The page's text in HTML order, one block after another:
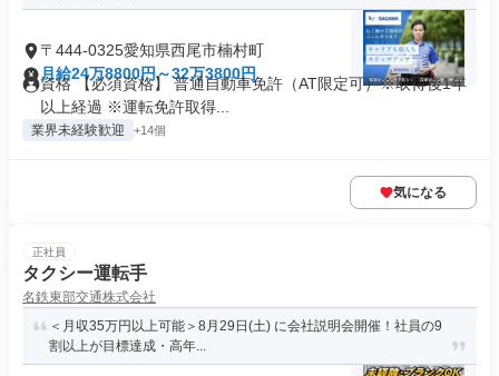
〒444-0325愛知県西尾市楠村町
月給24万8800円～32万3800円
資格 【必須資格】 普通自動車免許（AT限定可）※取得後1年
以上経過 ※運転免許取得...
業界未経験歓迎 +14個
気になる
正社員
タクシー運転手
名鉄東部交通株式会社
＜月収35万円以上可能＞8月29日(土) に会社説明会開催！社員の9
割以上が目標達成・高年...